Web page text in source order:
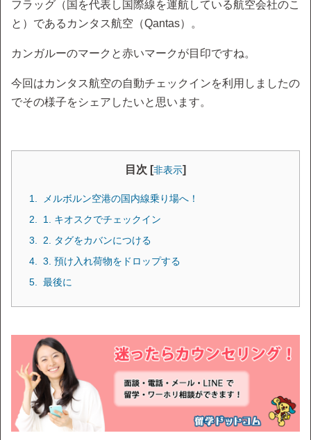
フラッグ（国を代表し国際線を運航している航空会社のこ
と）であるカンタス航空（Qantas）。
カンガルーのマークと赤いマークが目印ですね。
今回はカンタス航空の自動チェックインを利用しましたの
でその様子をシェアしたいと思います。
目次 [非表示]
メルボルン空港の国内線乗り場へ！
1. キオスクでチェックイン
2. タグをカバンにつける
3. 預け入れ荷物をドロップする
最後に